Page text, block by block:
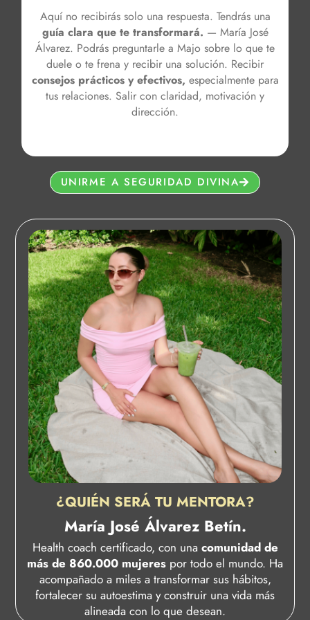
Aquí no recibirás solo una respuesta. Tendrás una
guía clara que te transformará. — María José
Álvarez. Podrás preguntarle a Majo sobre lo que te
duele o te frena y recibir una solución. Recibir
consejos prácticos y efectivos, especialmente para
tus relaciones. Salir con claridad, motivación y
dirección.
UNIRME A SEGURIDAD DIVINA
¿QUIÉN SERÁ TU MENTORA?
María José Álvarez Betín.
Health coach certificado, con una comunidad de
más de 860.000 mujeres por todo el mundo. Ha
acompañado a miles a transformar sus hábitos,
fortalecer su autoestima y construir una vida más
alineada con lo que desean.